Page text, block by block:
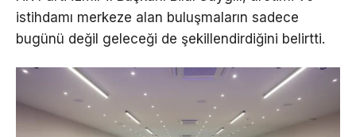
istihdamı merkeze alan buluşmaların sadece
bugünü değil geleceği de şekillendirdiğini belirtti.